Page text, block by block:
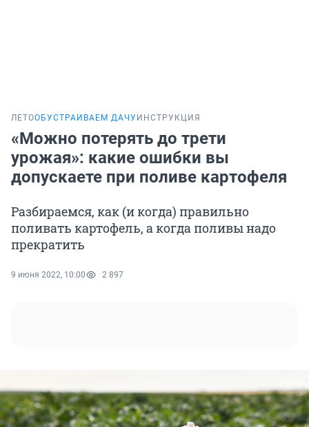
ЛЕТООБУСТРАИВАЕМ ДАЧУ ИНСТРУКЦИЯ
«Можно потерять до трети
урожая»: какие ошибки вы
допускаете при поливе картофеля
Разбираемся, как (и когда) правильно
поливать картофель, а когда поливы надо
прекратить
9 июня 2022, 10:00 2 897